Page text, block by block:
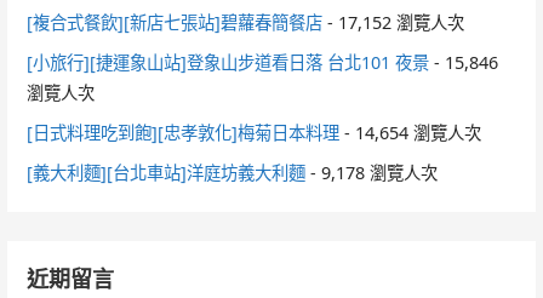
[複合式餐飲][新店七張站]碧蘿春簡餐店 - 17,152 瀏覽人次
[小旅行][捷運象山站]登象山步道看日落 台北101 夜景 - 15,846
瀏覽人次
[日式料理吃到飽][忠孝敦化]梅菊日本料理 - 14,654 瀏覽人次
[義大利麵][台北車站]洋庭坊義大利麵 - 9,178 瀏覽人次
近期留言